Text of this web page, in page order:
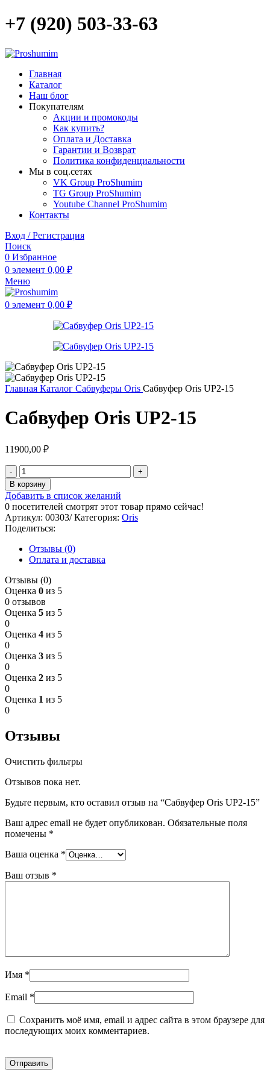
+7 (920) 503-33-63
Главная
Каталог
Наш блог
Покупателям
Акции и промокоды
Как купить?
Оплата и Доставка
Гарантии и Возврат
Политика конфиденциальности
Мы в соц.сетях
VK Group ProShumim
TG Group ProShumim
Youtube Channel ProShumim
Контакты
Вход / Регистрация
Поиск
0 Избранное
0 элемент 0,00 ₽
Меню
0 элемент 0,00 ₽
Главная Каталог Сабвуферы Oris Сабвуфер Oris UP2-15
Сабвуфер Oris UP2-15
11900,00 ₽
В корзину
Добавить в список желаний
0 посетителей смотрят этот товар прямо сейчас!
Артикул: 00303/Категория: Oris
Поделиться:
Отзывы (0)
Оплата и доставка
Отзывы (0)
Оценка 0 из 5
0 отзывов
Оценка 5 из 5
0
Оценка 4 из 5
0
Оценка 3 из 5
0
Оценка 2 из 5
0
Оценка 1 из 5
0
Отзывы
Очистить фильтры
Отзывов пока нет.
Будьте первым, кто оставил отзыв на “Сабвуфер Oris UP2-15”
Ваш адрес email не будет опубликован. Обязательные поля
помечены *
Ваша оценка *
Ваш отзыв *
Имя *
Email *
Сохранить моё имя, email и адрес сайта в этом браузере для
последующих моих комментариев.